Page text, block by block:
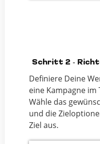
Schritt 2 -
Definiere Deine
eine Kampagne im
Wähle das
und die
Ziel aus.